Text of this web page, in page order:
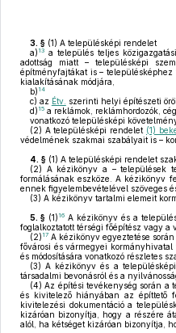
3. §(1) A településképi rendelet
a) 13a település teljes
adottság miatt – településképi
építményfajtákat is –
kialakításának módjára,
b) 14
c) az Étv. szerinti helyi építészeti
d) 15a reklámok, reklámhordozók,
vonatkozó településképi
(2) A településképi rendelet (1)
védelmének szakmai szabályait is –
4. §(1) A településképi rendelet
(2) A kézikönyv a – települések
formálásának eszköze. A kézikönyv
ennek figyelembevételével szöveges
(3) A kézikönyv tartalmi elemeit
5. §(1) 16A kézikönyv és a
foglalkoztatott térségi főépítész vagy
(2) 17A kézikönyv egyeztetése
fővárosi és vármegyei
és módosítására vonatkozó részletes
(3) A kézikönyv és a
társadalmi bevonásról és a
(4) Az építési tevékenység során a
és kivitelező hiányában az építtető
kivitelezési dokumentáció a
kizáróan bizonyítja, hogy a részére
alól, ha kétséget kizáróan bizonyítja,